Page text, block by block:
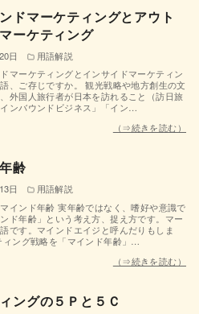
ドマーケティングとアウト
ーケティング
日
用語解説
マーケティングとインサイドマーケティン
、ご存じですか。 観光戦略や地方創生の文
外国人旅行者が日本を訪れること（訪日旅
ンバウンドビジネス」「イン…
（⇒続きを読む）
齢
日
用語解説
インド年齢 実年齢ではなく、嗜好や意識で
ド年齢」という考え方、捉え方です。マー
です。マインドエイジと呼んだりもしま
ング戦略を「マインド年齢」…
（⇒続きを読む）
ングの５Ｐと５Ｃ